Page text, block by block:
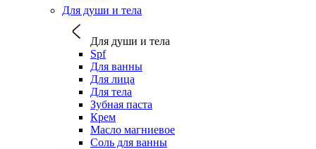
Для души и тела
Для души и тела
Spf
Для ванны
Для лица
Для тела
Зубная паста
Крем
Масло магниевое
Соль для ванны